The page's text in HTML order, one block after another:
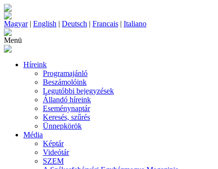
Magyar| English | Deutsch | Francais | Italiano
Menü
Híreink
Programajánló
Beszámolóink
Legutóbbi bejegyzések
Állandó híreink
Eseménynaptár
Keresés, szűrés
Ünnepkörök
Média
Képtár
Videótár
SZEM